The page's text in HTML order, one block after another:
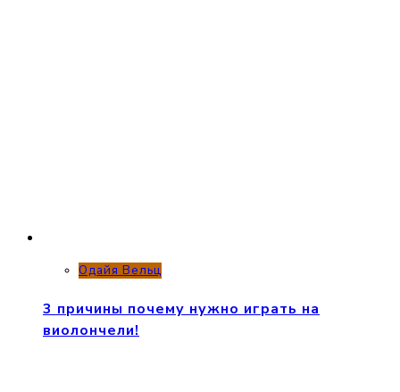
Одайя Вельц
3 причины почему нужно играть на
виолончели!